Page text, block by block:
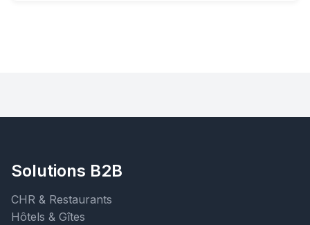
Solutions B2B
CHR & Restaurants
Hôtels & Gîtes